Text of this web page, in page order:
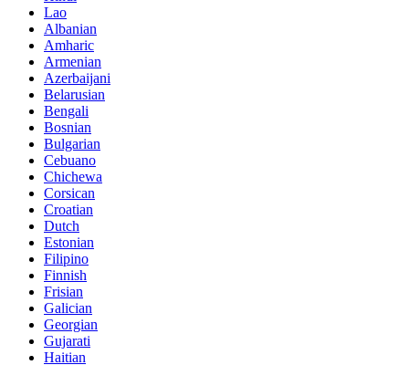
Lao
Albanian
Amharic
Armenian
Azerbaijani
Belarusian
Bengali
Bosnian
Bulgarian
Cebuano
Chichewa
Corsican
Croatian
Dutch
Estonian
Filipino
Finnish
Frisian
Galician
Georgian
Gujarati
Haitian